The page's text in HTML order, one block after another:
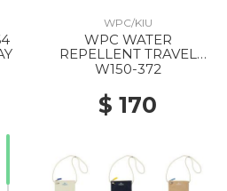
WPC/KIU
WPC WATER
REPELLENT TRAVEL
SHOULDER BAG 372
W150-372
$ 170